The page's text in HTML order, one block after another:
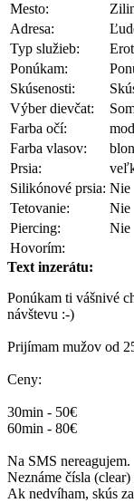
Mesto:
Adresa:
Typ služieb:
Ponúkam:
Skúsenosti:
Výber dievčat:
Farba očí:
Farba vlasov:
Prsia:
Silikónové prsia: Nie
Tetovanie:
Nie
Piercing:
Nie
Hovorím:
Text inzerátu:
Ponúkam ti vášnivé
návštevu :-)
Prijímam mužov od
Ceny:
30min - 50€
60min - 80€
Na SMS nereagujem.
Neznáme čísla
Ak nedvíham, skús